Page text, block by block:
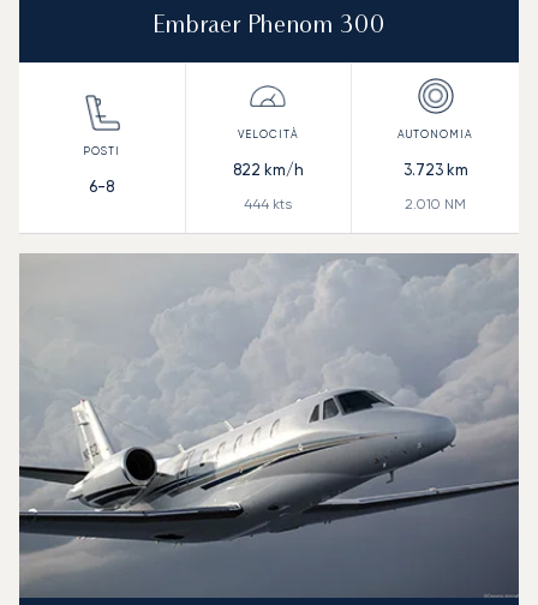
Embraer Phenom 300
6-8
822 km/h
444 kts
3.723km
2.010 NM